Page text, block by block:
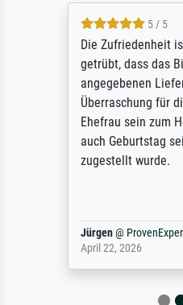
5 / 5
Die Zufriedenheit ist
getrübt, dass das
angegebenen
Überraschung für die
Ehefrau sein zum
auch Geburtstag
zugestellt wurde.
Jürgen@ProvenExpert
April 22, 2026